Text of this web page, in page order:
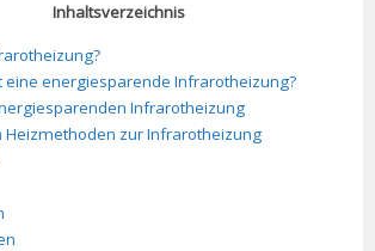
Inhaltsverzeichnis
eine energiesparende Infrarotheizung?
Infrarotheizung
Heizmethoden zur Infrarotheizung